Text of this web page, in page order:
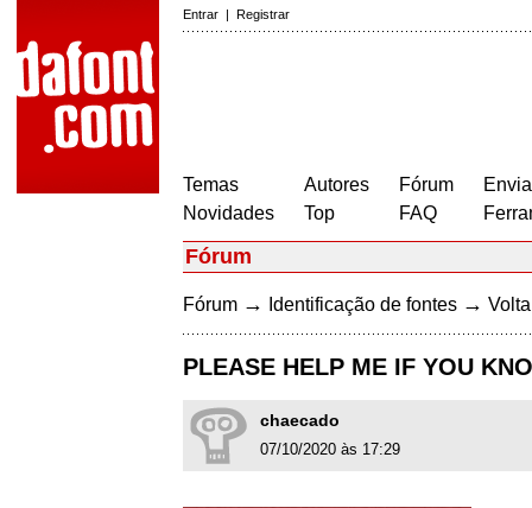
Entrar | Registrar
Temas
Novidades
Autores
Top
Fórum
FAQ
Fórum
Fórum → Identificação de fontes →
PLEASE HELP ME IF YOU
chaecado
07/10/2020 às 17:29